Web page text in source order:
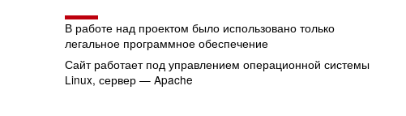
В работе над проектом было использовано только
легальное программное обеспечение
Сайт работает под управлением операционной системы
Linux, сервер — Apache